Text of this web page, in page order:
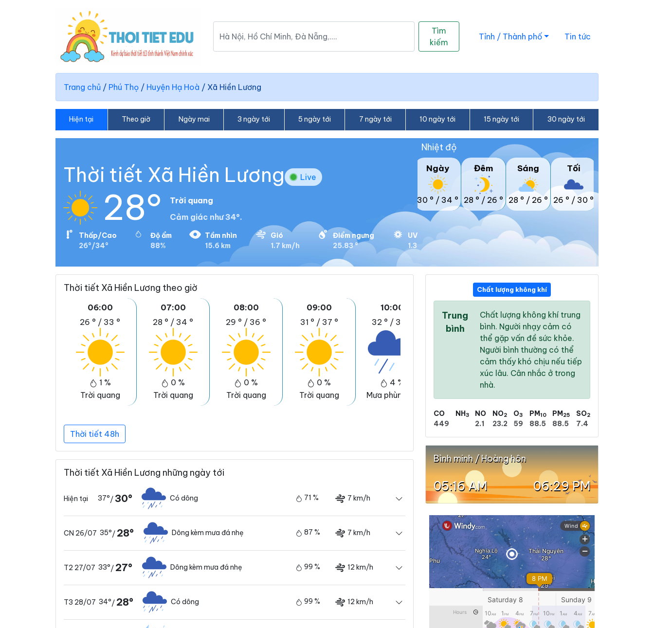
Tìm
kiếm
Tỉnh / Thành phố Tin tức
Trang chủ / Phú Thọ / Huyện Hạ Hoà / Xã Hiền Lương
Hiện tại Theo giờ Ngày mai 3 ngày tới 5 ngày tới 7 ngày tới 10 ngày tới 15 ngày tới 30 ngày tới
Thời tiết Xã Hiền Lương Live
28°
Trời quang
Cảm giác như 34°.
Thấp/Cao
26°/34°
Độ ẩm
88%
Tầm nhìn
15.6 km
Gió
1.7 km/h
Điểm ngưng
25.83 °
UV
1.3
Nhiệt độ
Ngày
30 ° / 34 °
Đêm
28 ° / 26 °
Sáng
28 ° / 26 °
Tối
26 ° / 30 °
Thời tiết Xã Hiền Lương theo giờ
06:00
26 ° / 33 °
1 %
Trời quang
07:00
28 ° / 34 °
0 %
Trời quang
08:00
29 ° / 36 °
0 %
Trời quang
09:00
31 ° / 37 °
0 %
Trời quang
10:00
32 ° / 39 °
4 %
Mưa phùn nhẹ
33 °/ 40 °
33 °
/41 °
Thời tiết 48h
Thời tiết Xã Hiền Lương những ngày tới
Hiện tại 37°/30° Có dông 71 % 7 km/h
CN 26/07 35°/ 28° Dông kèm mưa đá nhẹ 87 % 7 km/h
T2 27/07 33°/ 27° Dông kèm mưa đá nhẹ 99 % 12 km/h
T3 28/07 34°/ 28° Có dông 99 % 12 km/h
Chất lượng không khí
Trung
bình
Chất lượng không khí trung
bình. Người nhạy cảm có
thể gặp vấn đề sức khỏe.
Người bình thường có thể
cảm thấy khó chịu nếu tiếp
xúc lâu. Cân nhắc ở trong
nhà.
CO
449
NH3
NO
2.1
NO2
23.2
O3
59
PM10
88.5
PM25
88.5
SO2
7.4
Bình minh / Hoàng hôn
05:16 AM 06:29 PM